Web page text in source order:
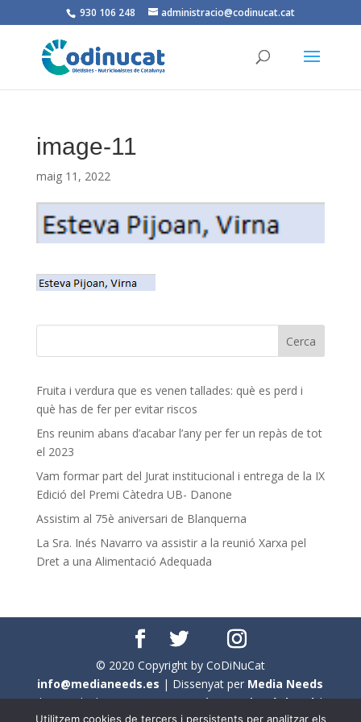
930 106 248 administracio@codinucat.cat
image-11
maig 11, 2022
Fruita i verdura que es venen tallades: què es perd i
què has de fer per evitar riscos
Ens reunim abans d’acabar l’any per fer un repàs de tot
el 2023
Vam formar part del Jurat institucional i entrega de la IX
Edició del Premi Càtedra UB- Danone
Assistim al 75è aniversari de Blanquerna
La Sra. Inés Navarro va assistir a la reunió Xarxa pel
Dret a una Alimentació Adequada
© 2020 Copyright by CoDiNuCat
info@medianeeds.es | Dissenyat per Media Needs
| Tots els drets reservats aCoDiNuCat |Avís legal|
Utilitzem cookies de tercers i persistents per analitzar els